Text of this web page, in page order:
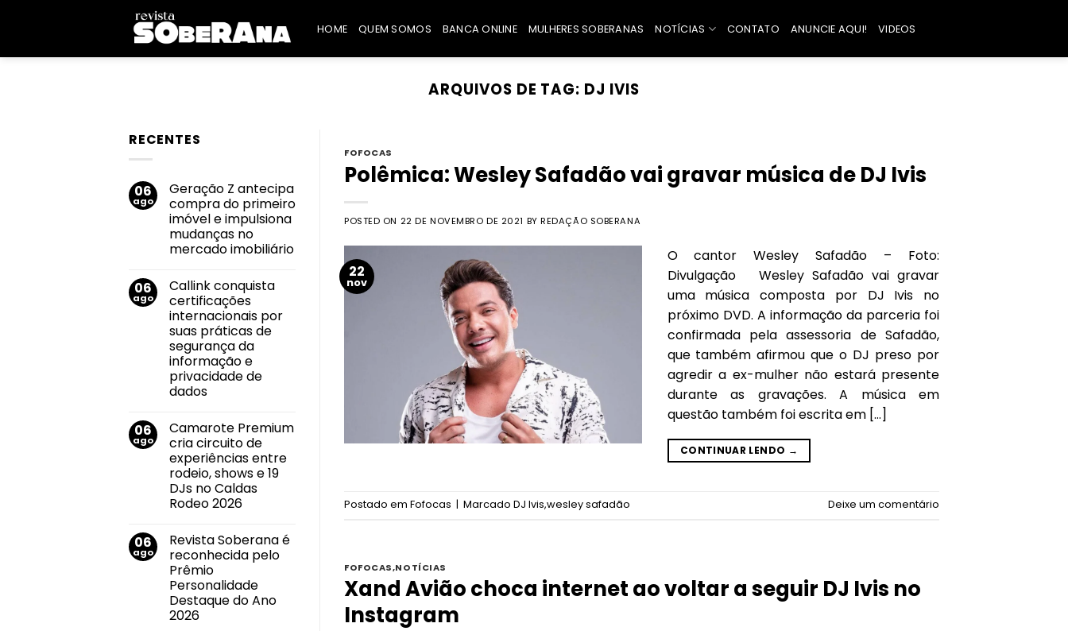
HOME QUEM SOMOS BANCA ONLINE MULHERES SOBERANAS NOTÍCIAS CONTATO ANUNCIE AQUI! VIDEOS
ARQUIVOS DE TAG: DJ IVIS
RECENTES
06
ago
Geração Z antecipa
compra do primeiro
imóvel e impulsiona
mudanças no
mercado imobiliário
em
Geração
Z
antecipa
compra
do
primeiro
imóvel
e
impulsiona
mudanças
no
06
ago
Callink conquista
certificações
internacionais por
suas práticas de
segurança da
informação e
privacidade de
dados
em
Callink
conquista
certificações
internacionais
por
suas
práticas
de
informação
e
privacidade
de
dados
06
ago
Camarote Premium
cria circuito de
experiências entre
rodeio, shows e 19
DJs no Caldas
Rodeo 2026
em
Camarote
Premium
cria
circuito
de
experiências
entre
rodeio,
06
ago
Revista Soberana é
reconhecida pelo
Prêmio
Personalidade
Destaque do Ano
2026
FOFOCAS
Polêmica: Wesley Safadão vai gravar música de DJ Ivis
POSTED ON 22 DE NOVEMBRO DE 2021 BYREDAÇÃO SOBERANA
22
nov
O cantor Wesley Safadão – Foto:
Divulgação Wesley Safadão vai gravar
uma música composta por DJ Ivis no
próximo DVD. A informação da parceria foi
confirmada pela assessoria de Safadão,
que também afirmou que o DJ preso por
agredir a ex-mulher não estará presente
durante as gravações. A música em
questão também foi escrita em […]
CONTINUAR LENDO →
Postado em Fofocas | Marcado DJ Ivis,wesley safadão Deixe um comentário
FOFOCAS,NOTÍCIAS
Xand Avião choca internet ao voltar a seguir DJ Ivis no
Instagram